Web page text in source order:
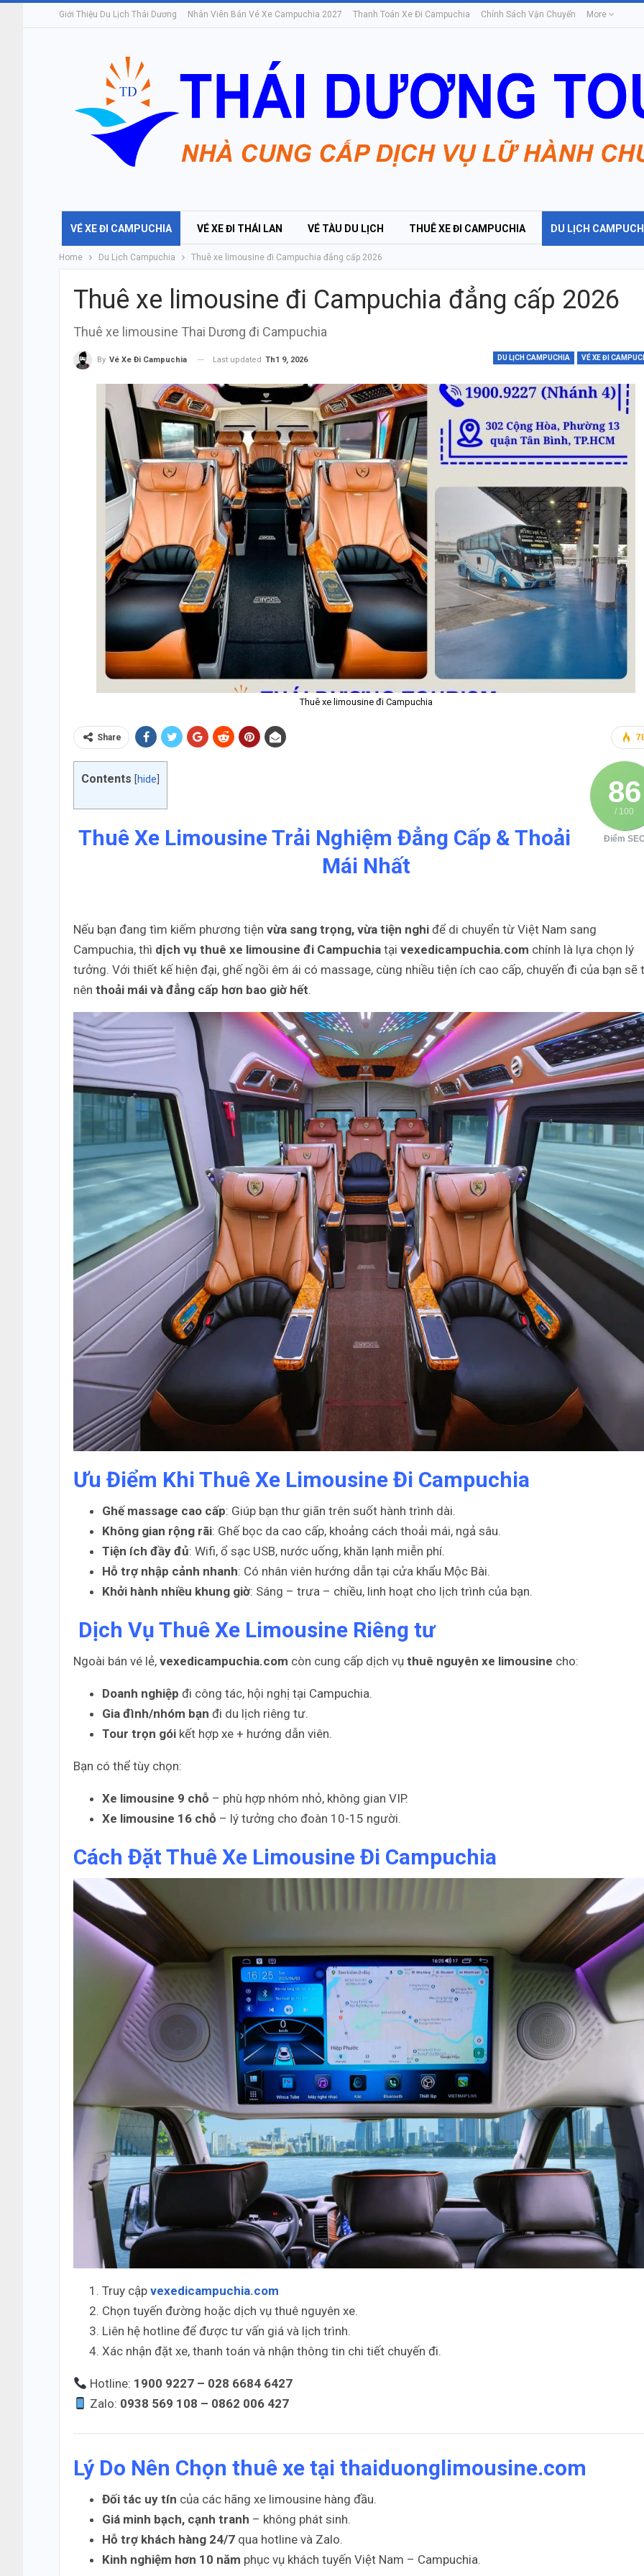
Giới Thiệu Du Lịch Thái Dương Nhân Viên Bán Vé Xe Campuchia 2027 Thanh Toán Xe Đi Campuchia Chính Sách Vận Chuyển More
VÉ XE ĐI CAMPUCHIA VÉ XE ĐI THÁI LAN VÉ TÀU DU LỊCH THUÊ XE ĐI CAMPUCHIA DU LỊCH
Home Du Lịch Campuchia Thuê xe limousine đi Campuchia đẳng cấp 2026
Thuê xe limousine đi Campuchia đẳng cấp 2026
Thuê xe limousine Thai Dương đi Campuchia
DU LỊCH CAMPUCHIA VÉ XE ĐI
By Vé Xe Đi Campuchia Last updated Th1 9, 2026
Thuê xe limousine đi Campuchia
Share
86
/ 100
Điểm
Contents hide
Thuê Xe Limousine Trải Nghiệm Đẳng Cấp & Thoải
Mái Nhất
Nếu bạn đang tìm kiếm phương tiện vừa sang trọng, vừa tiện nghi để di chuyển từ Việt Nam sang
Campuchia, thì dịch vụ thuê xe limousine đi Campuchia tại vexedicampuchia.com chính là lựa chọn lý
tưởng. Với thiết kế hiện đại, ghế ngồi êm ái có massage, cùng nhiều tiện ích cao cấp, chuyến đi của bạn sẽ
nên thoải mái và đẳng cấp hơn bao giờ hết.
Ưu Điểm Khi Thuê Xe Limousine Đi Campuchia
Ghế massage cao cấp: Giúp bạn thư giãn trên suốt hành trình dài.
Không gian rộng rãi: Ghế bọc da cao cấp, khoảng cách thoải mái, ngả sâu.
Tiện ích đầy đủ: Wifi, ổ sạc USB, nước uống, khăn lạnh miễn phí.
Hỗ trợ nhập cảnh nhanh: Có nhân viên hướng dẫn tại cửa khẩu Mộc Bài.
Khởi hành nhiều khung giờ: Sáng – trưa – chiều, linh hoạt cho lịch trình của bạn.
Dịch Vụ Thuê Xe Limousine Riêng tư
Ngoài bán vé lẻ, vexedicampuchia.com còn cung cấp dịch vụ thuê nguyên xe limousine cho:
Doanh nghiệp đi công tác, hội nghị tại Campuchia.
Gia đình/nhóm bạn đi du lịch riêng tư.
Tour trọn gói kết hợp xe + hướng dẫn viên.
Bạn có thể tùy chọn:
Xe limousine 9 chỗ – phù hợp nhóm nhỏ, không gian VIP.
Xe limousine 16 chỗ – lý tưởng cho đoàn 10-15 người.
Cách Đặt Thuê Xe Limousine Đi Campuchia
Truy cập vexedicampuchia.com
Chọn tuyến đường hoặc dịch vụ thuê nguyên xe.
Liên hệ hotline để được tư vấn giá và lịch trình.
Xác nhận đặt xe, thanh toán và nhận thông tin chi tiết chuyến đi.
Hotline: 1900 9227 – 028 6684 6427
Zalo: 0938 569 108 – 0862 006 427
Lý Do Nên Chọn thuê xe tại thaiduonglimousine.com
Đối tác uy tín của các hãng xe limousine hàng đầu.
Giá minh bạch, cạnh tranh – không phát sinh.
Hỗ trợ khách hàng 24/7 qua hotline và Zalo.
Kinh nghiệm hơn 10 năm phục vụ khách tuyến Việt Nam – Campuchia.